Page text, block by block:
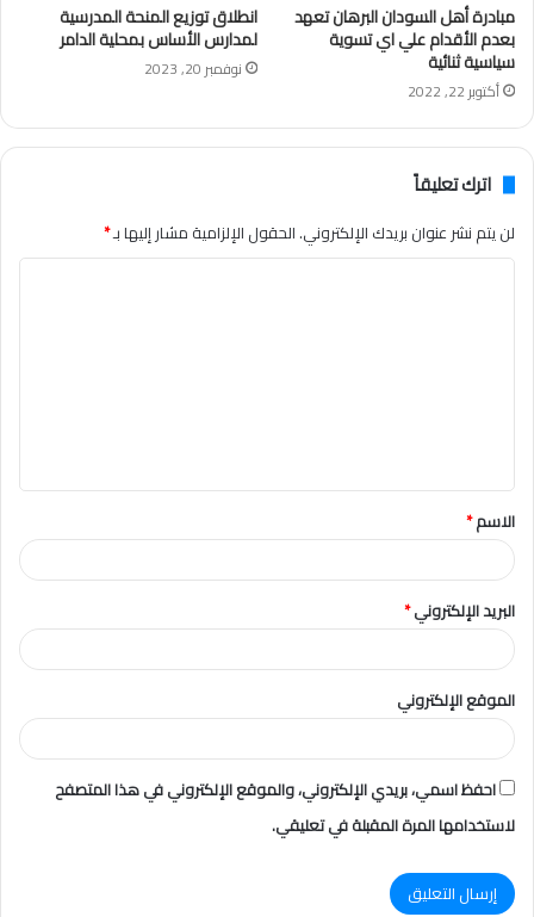
مبادرة أهل السودان البرهان تعهد
بعدم الأقدام علي اي تسوية
سياسية ثنائية
أكتوبر 22, 2022
انطلاق توزيع المنحة المدرسية
لمدارس الأساس بمحلية الدامر
نوفمبر 20, 2023
اترك تعليقاً
لن يتم نشر عنوان بريدك الإلكتروني.الحقول الإلزامية مشار إليها بـ*
ق
*
الاسم*
البريد الإلكتروني*
الموقع الإلكتروني
احفظ اسمي، بريدي الإلكتروني، والموقع الإلكتروني في هذا المتصفح
لاستخدامها المرة المقبلة في تعليقي.